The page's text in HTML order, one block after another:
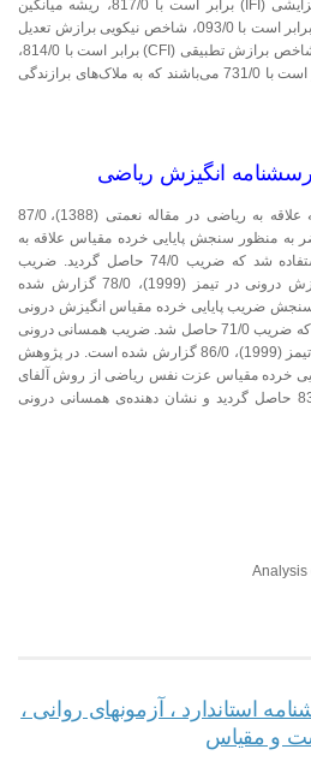
است با 827/0، شاخص برازش افزایشی (IFI) برابر است با 817/0، ریشه میانگین
مجذورات خطای تقریب (RMSEA) برابر است با 093/0، شاخص نیکویی برازش تعدیل
یافته (AGFI) برابر است با 776/0، شاخص برازش تطبیقی (CFI) برابر است با 814/0،
شاخص برازندگی هنجار شده (برابر است با 731/0 می‌باشند که به ملاک‌های برازندگی
انگیزش ریاضی
ضریب همسانی درونی پرسشنامه علاقه به ریاضی در مقاله نعمتی (1388)، 87/0
منظور سنجش پایایی خرده مقیاس علاقه به
ریاضی از روش آلفای کرونباخ استفاده شد که ضریب 74/0 حاصل گردید. ضریب
همسانی درونی خرده مقیاس انگیزش درونی در تیمز (1999)، 78/0 گزارش شده
ضریب پایایی خرده مقیاس انگیزش درونی
از روش آلفای کرونباخ استفاده شد که ضریب 71/0 حاصل شد. ضریب همسانی درونی
خرده مقیاس عزت نفس ریاضی در تیمز (1999)، 86/0 گزارش شده است. در پژوهش
خرده مقیاس عزت نفس ریاضی از روش آلفای
کرونباخ استفاده شد که ضریب 83/0 حاصل گردید و نشان دهنده‌ی همسانی درونی
Analysis
استاندارد ، آزمونهای روانی ،
و مقیاس